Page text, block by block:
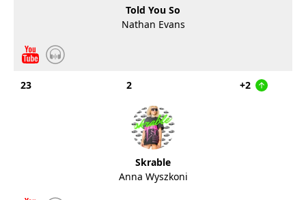
Told You So
Nathan Evans
23 2 +2
Skrable
Anna Wyszkoni